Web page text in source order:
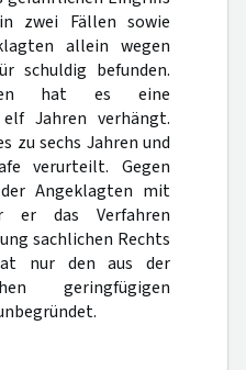
zwei Fällen sowie
allein wegen
schuldig befunden.
hat es eine
Jahren verhängt.
zu sechs Jahren und
verurteilt. Gegen
Angeklagten mit
er das Verfahren
sachlichen Rechts
nur den aus der
geringfügigen